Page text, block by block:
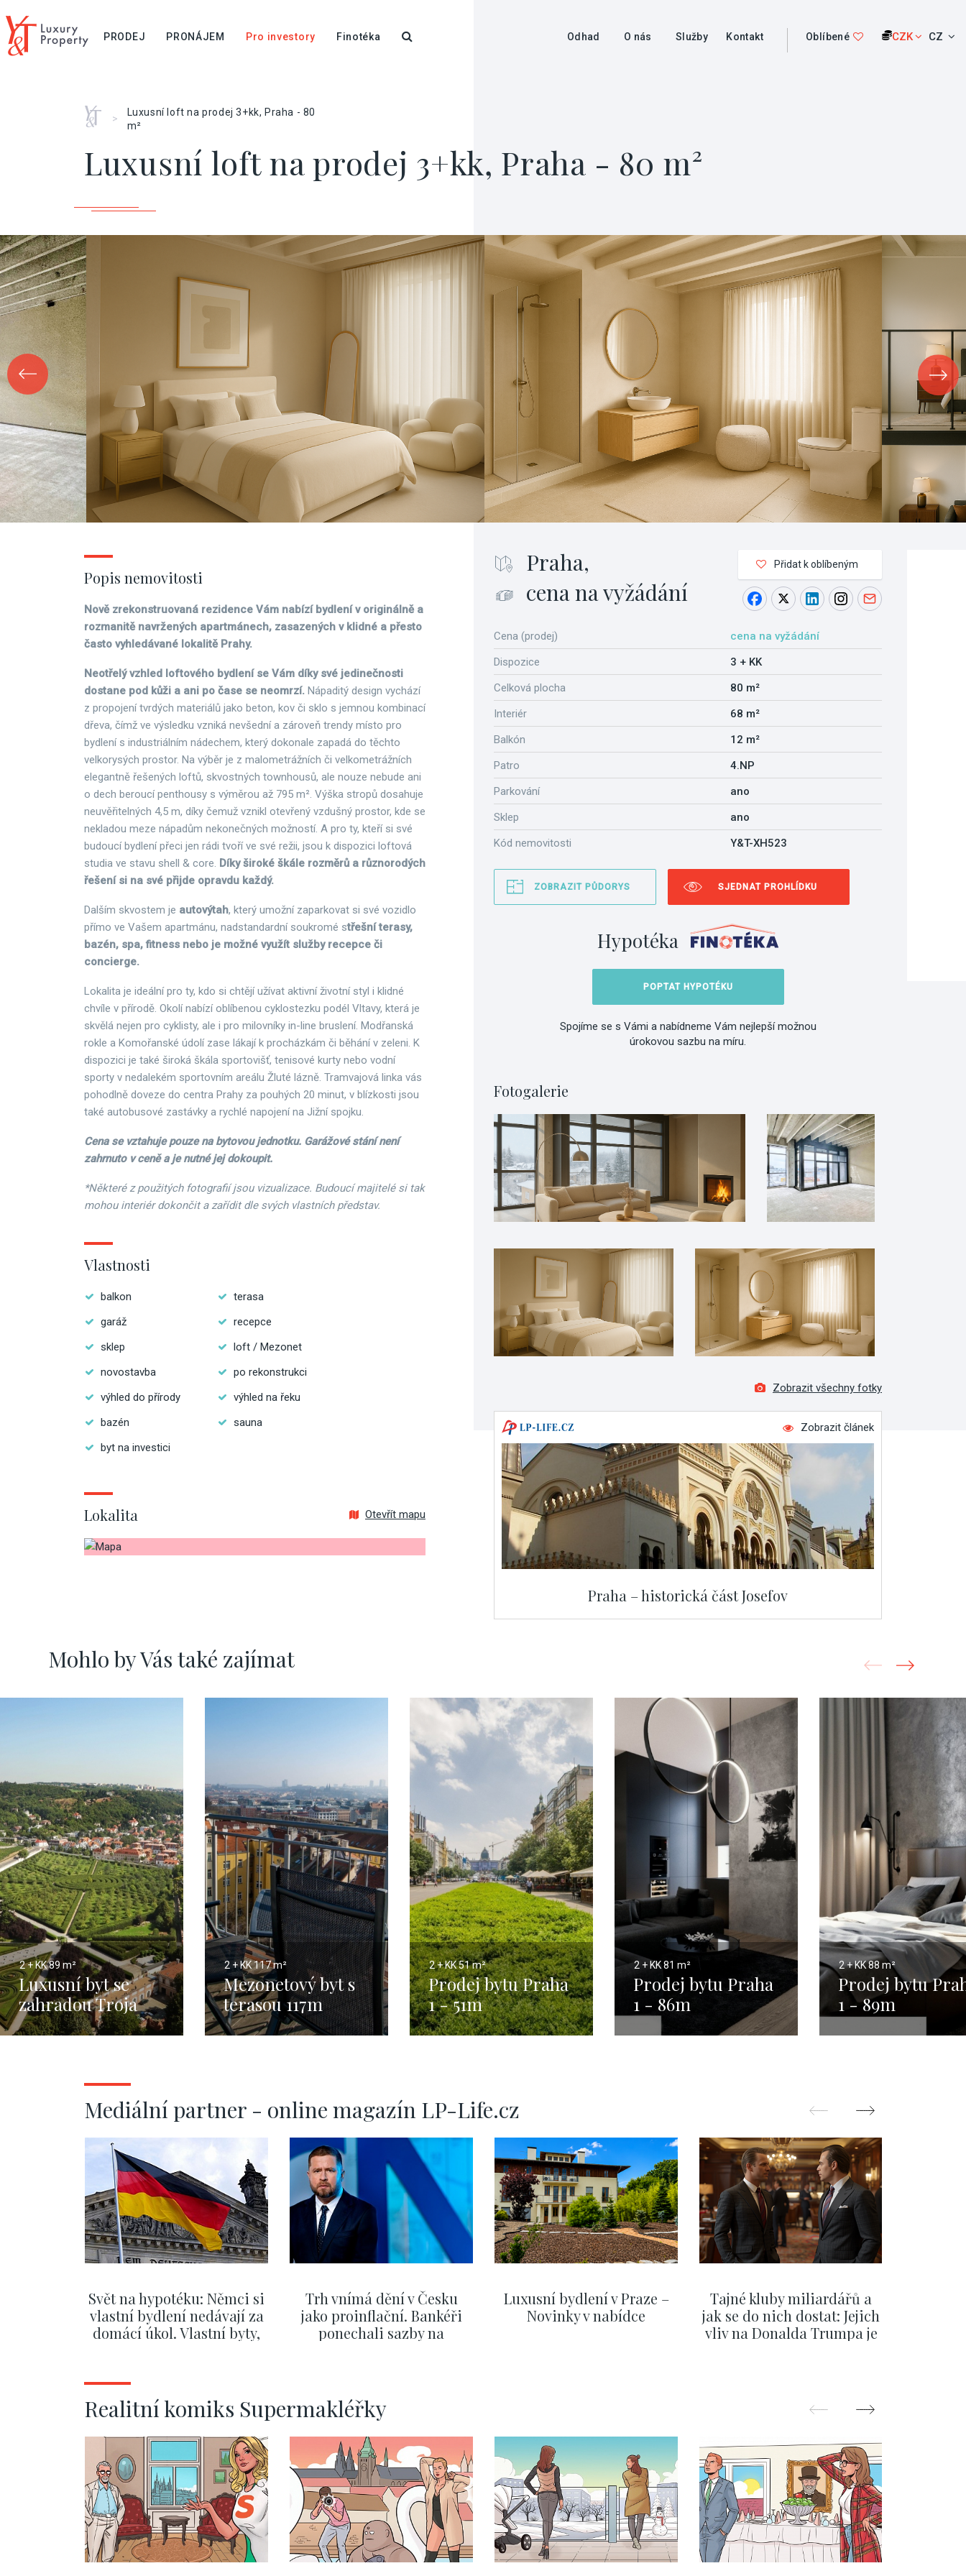
PRODEJ PRONÁJEM Pro investory Finotéka Odhad O nás Služby Kontakt Oblíbené CZK CZ
Home
>
Luxusní loft na prodej 3+kk, Praha - 80
m²
Luxusní loft na prodej 3+kk, Praha - 80 m²
Praha,
cena na vyžádání
Přidat k oblíbeným
Cena (prodej)
cena na vyžádání
Dispozice
3 + KK
Celková plocha
80 m²
Interiér
68 m²
Balkón
12 m²
Patro
4.NP
Parkování
ano
Sklep
ano
Kód nemovitosti
Y&T-XH523
ZOBRAZIT PŮDORYS SJEDNAT PROHLÍDKU
Hypotéka
POPTAT HYPOTÉKU
Spojíme se s Vámi a nabídneme Vám nejlepší možnou
úrokovou sazbu na míru.
Fotogalerie
Zobrazit všechny fotky
Zobrazit článek
Praha – historická část Josefov
Popis nemovitosti
Nově zrekonstruovaná rezidence Vám nabízí bydlení v originálně a
rozmanitě navržených apartmánech, zasazených v klidné a přesto
často vyhledávané lokalitě Prahy.
Neotřelý vzhled loftového bydlení se Vám díky své jedinečnosti
dostane pod kůži a ani po čase se neomrzí. Nápaditý design vychází
z propojení tvrdých materiálů jako beton, kov či sklo s jemnou kombinací
dřeva, čímž ve výsledku vzniká nevšední a zároveň trendy místo pro
bydlení s industriálním nádechem, který dokonale zapadá do těchto
velkorysých prostor. Na výběr je z malometrážních či velkometrážních
elegantně řešených loftů, skvostných townhousů, ale nouze nebude ani
o dech beroucí penthousy s výměrou až 795 m². Výška stropů dosahuje
neuvěřitelných 4,5 m, díky čemuž vznikl otevřený vzdušný prostor, kde se
nekladou meze nápadům nekonečných možností. A pro ty, kteří si své
budoucí bydlení přeci jen rádi tvoří ve své režii, jsou k dispozici loftová
studia ve stavu shell & core. Díky široké škále rozměrů a různorodých
řešení si na své přijde opravdu každý.
Dalším skvostem je autovýtah, který umožní zaparkovat si své vozidlo
přímo ve Vašem apartmánu, nadstandardní soukromé střešní terasy,
bazén, spa, fitness nebo je možné využít služby recepce či
concierge.
Lokalita je ideální pro ty, kdo si chtějí užívat aktivní životní styl i klidné
chvíle v přírodě. Okolí nabízí oblíbenou cyklostezku podél Vltavy, která je
skvělá nejen pro cyklisty, ale i pro milovníky in-line bruslení. Modřanská
rokle a Komořanské údolí zase lákají k procházkám či běhání v zeleni. K
dispozici je také široká škála sportovišť, tenisové kurty nebo vodní
sporty v nedalekém sportovním areálu Žluté lázně. Tramvajová linka vás
pohodlně doveze do centra Prahy za pouhých 20 minut, v blízkosti jsou
také autobusové zastávky a rychlé napojení na Jižní spojku.
Cena se vztahuje pouze na bytovou jednotku. Garážové stání není
zahrnuto v ceně a je nutné jej dokoupit.
*Některé z použitých fotografií jsou vizualizace. Budoucí majitelé si tak
mohou interiér dokončit a zařídit dle svých vlastních představ.
Vlastnosti
balkon
terasa
garáž
recepce
sklep
loft / Mezonet
novostavba
po rekonstrukci
výhled do přírody
výhled na řeku
bazén
sauna
byt na investici
Lokalita Otevřít mapu
Mohlo by Vás také zajímat
2 + KK89 m²
Luxusní byt se
zahradou Troja
2 + KK117 m²
Mezonetový byt s
terasou 117m
2 + KK51 m²
Prodej bytu Praha
1 - 51m
2 + KK81 m²
Prodej bytu Praha
1 - 86m
2 + KK88 m²
Prodej bytu
1 - 89m
Mediální partner - online magazín LP-Life.cz
Svět na hypotéku: Němci si
vlastní bydlení nedávají za
domácí úkol. Vlastní byty,
Trh vnímá dění v Česku
jako proinflační. Bankéři
ponechali sazby na
Luxusní bydlení v Praze –
Novinky v nabídce
Tajné kluby miliardářů a
jak se do nich dostat: Jejich
vliv na Donalda Trumpa je
Realitní komiks Supermakléřky